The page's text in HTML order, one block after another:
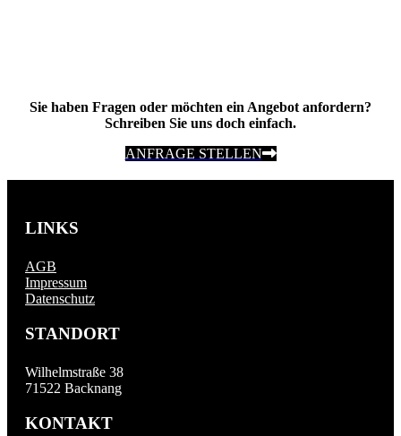
Sie haben Fragen oder möchten ein Angebot anfordern?
Schreiben Sie uns doch einfach.
ANFRAGE STELLEN
LINKS
AGB
Impressum
Datenschutz
STANDORT
Wilhelmstraße 38
71522 Backnang
KONTAKT